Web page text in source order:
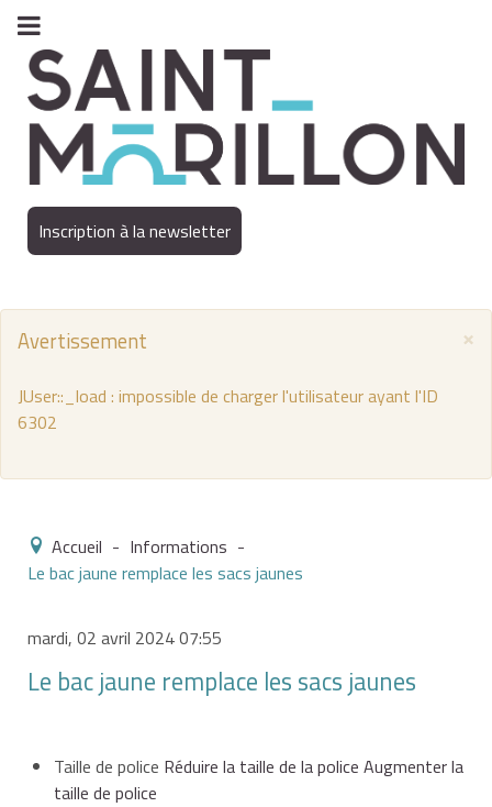
Inscription à la newsletter
×
Avertissement
JUser::_load : impossible de charger l'utilisateur ayant l'ID
6302
Accueil - Informations -
Le bac jaune remplace les sacs jaunes
mardi, 02 avril 2024 07:55
Le bac jaune remplace les sacs jaunes
Taille de police Réduire la taille de la police Augmenter la
taille de police